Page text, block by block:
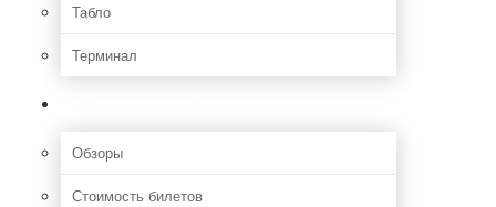
Табло
Терминал
Обзоры
Стоимость билетов